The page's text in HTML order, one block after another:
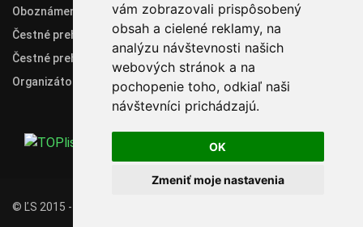
vám zobrazovali prispôsobený
obsah a cielené reklamy, na
analýzu návštevnosti našich
webových stránok a na
pochopenie toho, odkiaľ naši
návštevníci prichádzajú.
OK
Zmeniť moje nastavenia
Oboznámenie so spracúvaním osobných údajov
Čestné prehlásenie administrátora klubového konta
Čestné prehlásenie organizátora súťaží
Organizátori
© ĽS 2015 - 2019 - 2026